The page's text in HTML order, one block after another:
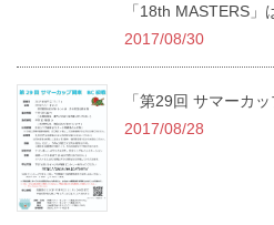
「18th MASTERS」
2017/08/30
「第29回 サマーカ
2017/08/28